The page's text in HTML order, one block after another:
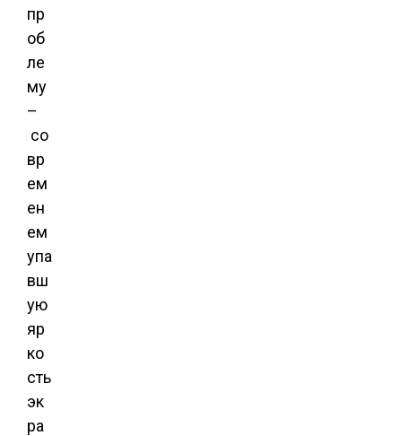
пр
об
ле
му
–
со
вр
ем
ен
ем
упа
вш
ую
яр
ко
сть
эк
ра